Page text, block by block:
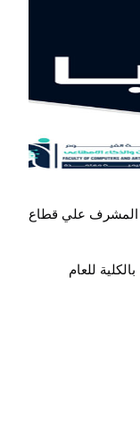
و المشرف علي قطاع
للعام